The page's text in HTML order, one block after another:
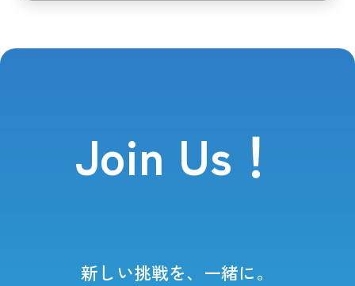
Join Us！
新しい挑戦を、一緒に。